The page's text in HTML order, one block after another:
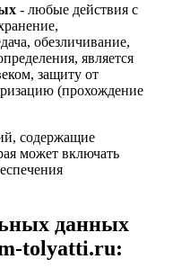
- любые действия с
обезличивание,
является
защиту от
(прохождение
содержащие
может включать
данных
tolyatti.ru: